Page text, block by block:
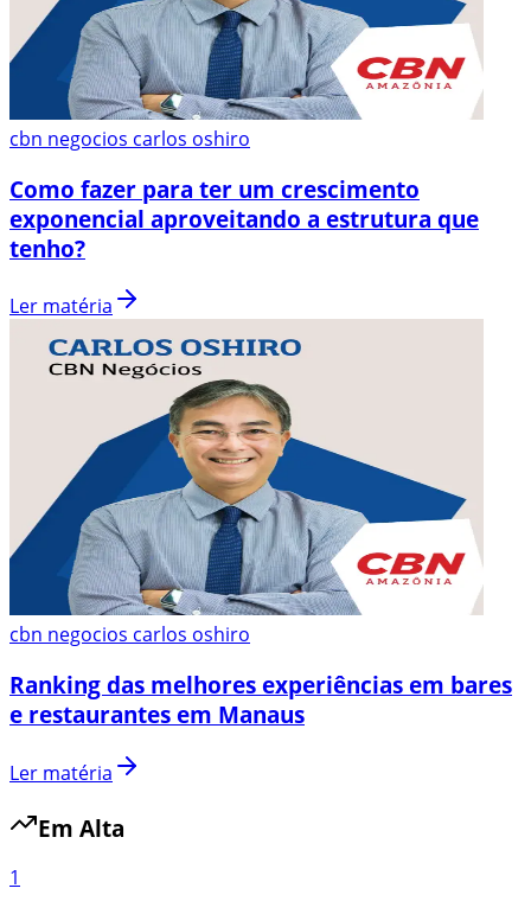
cbn negocios carlos oshiro
Como fazer para ter um crescimento
exponencial aproveitando a estrutura que
tenho?
Ler matéria
cbn negocios carlos oshiro
Ranking das melhores experiências em bares
e restaurantes em Manaus
Ler matéria
Em Alta
1